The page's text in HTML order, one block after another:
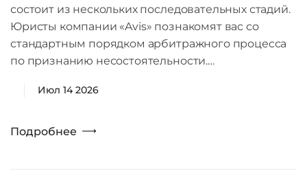
состоит из нескольких последовательных стадий.
Юристы компании «Avis» познакомят вас со
стандартным порядком арбитражного процесса
по признанию несостоятельности.…
Июл 14 2026
Подробнее